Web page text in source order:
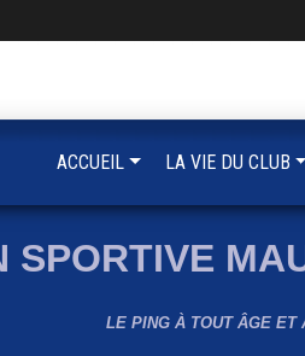
SPORTIVE
LE PING À TOUT ÂGE ET
ACCUEIL LA VIE DU CLUB